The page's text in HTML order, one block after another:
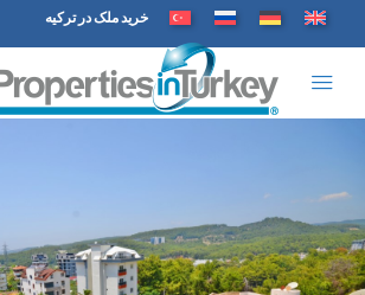
خرید ملک در ترکیه